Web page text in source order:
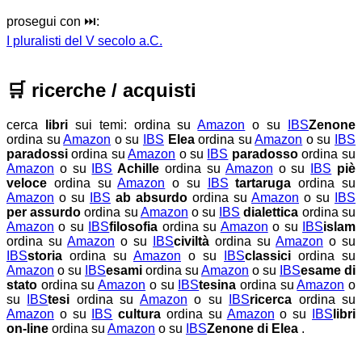
prosegui con ⏭️:
I pluralisti del V secolo a.C.
🛒 ricerche / acquisti
cerca librisui temi: ordina suAmazon o su IBSZenone
ordina suAmazon o su IBS Elea ordina suAmazon o su
IBS
paradossi ordina suAmazon o su IBS paradosso ordina su
Amazon o su IBS Achille ordina su Amazon o su IBS piè
veloce ordina suAmazon o su IBS tartaruga ordina su
Amazon o su IBS ab absurdo ordina su Amazon o su
IBS
per assurdo ordina su Amazon o su IBS dialettica ordina su
Amazon o su IBSfilosofia ordina su Amazon o su IBSislam
ordina su Amazon o su IBSciviltà ordina su Amazon o su
IBSstoria ordina su Amazon o su IBSclassici ordina su
Amazon o su IBSesami ordina su Amazon o su IBSesame di
stato ordina suAmazon o su IBStesina ordina suAmazon o
su
IBStesi ordina su Amazon o su IBSricerca ordina su
Amazon o su IBS cultura ordina su Amazon o su IBS libri
on-line ordina su Amazon o su IBSZenone di Elea .